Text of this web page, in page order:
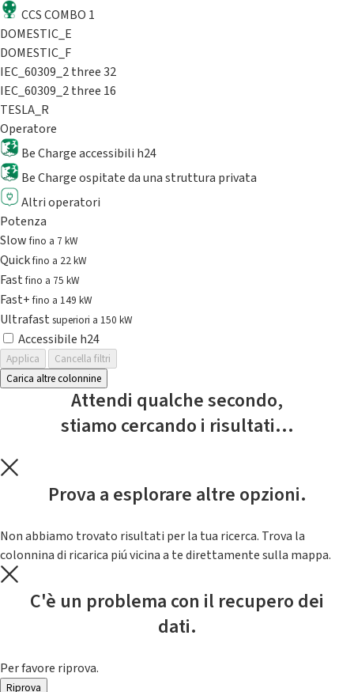
CCS COMBO 1
DOMESTIC_E
DOMESTIC_F
IEC_60309_2 three 32
IEC_60309_2 three 16
TESLA_R
Operatore
Be Charge accessibili h24
Be Charge ospitate da una struttura privata
Altri operatori
Potenza
Slowfino a 7 kW
Quickfino a 22 kW
Fastfino a 75 kW
Fast+fino a 149 kW
Ultrafast superiori a 150 kW
Accessibile h24
Applica
Cancella filtri
Carica altre colonnine
Attendi qualche secondo,
stiamo cercando i risultati...
Prova a esplorare altre opzioni.
Non abbiamo trovato risultati per la tua ricerca. Trova la
colonnina di ricarica piú vicina a te direttamente sulla mappa.
C'è un problema con il recupero dei
dati.
Per favore riprova.
Riprova